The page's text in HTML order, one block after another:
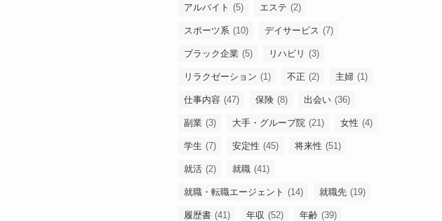
アルバイト (5) エステ (2)
スポーツ系 (10) デイサービス (7)
ブラック企業 (5) リハビリ (3)
リラクゼーション (1) 不正 (2) 主婦 (1)
仕事内容 (47) 保険 (8) 出会い (36)
副業 (3) 大手・グループ院 (21) 女性 (4)
学生 (7) 安定性 (45) 将来性 (51)
就活 (2) 就職 (41)
就職・転職エージェント (14) 就職先 (19)
履歴書 (41) 年収 (52) 年齢 (39)